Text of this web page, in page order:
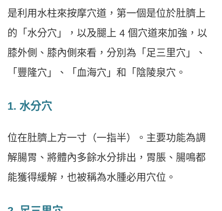
是利用水柱來按摩穴道，第一個是位於肚臍上
的「水分穴」，以及腿上 4 個穴道來加強，以
膝外側、膝內側來看，分別為「足三里穴」、
「豐隆穴」、「血海穴」和「陰陵泉穴。
1. 水分穴
位在肚臍上方一寸（一指半）。主要功能為調
解腸胃、將體內多餘水分排出，胃脹、腸鳴都
能獲得緩解，也被稱為水腫必用穴位。